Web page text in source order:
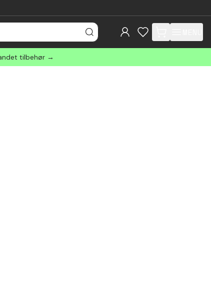
items in cart, view
tilbehør →